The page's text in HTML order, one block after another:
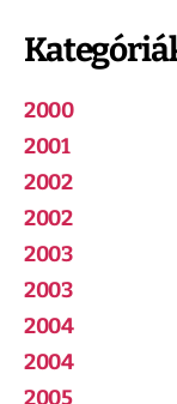
2000
2001
2002
2002
2003
2003
2004
2004
2005